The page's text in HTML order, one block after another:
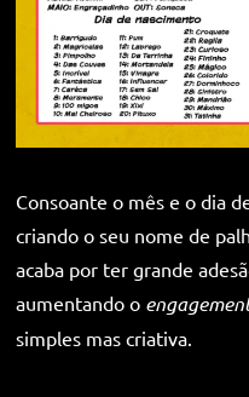
Consoante o mês e o dia
criando o seu nome de
acaba por ter grande
aumentando o
simples mas criativa.